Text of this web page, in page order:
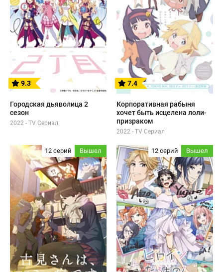
9.3
Городская дьяволица 2
сезон
2022 - TV Сериал
7.4
Корпоративная рабыня
хочет быть исцелена лоли-
призраком
2022 - TV Сериал
12 серий Вышел 12 серий Вышел